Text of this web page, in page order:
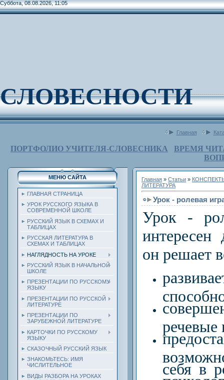
Суббота, 08.08.2026, 11:05
СЛОВЕСНОСТИ
Главная
ПОРТФОЛИО УЧИТЕЛЯ-СЛОВЕСНИКА
ВРЕМЯ
МЕНЮ САЙТА
ГЛАВНАЯ СТРАНИЦА
УРОК РУССКОГО ЯЗЫКА В
СОВРЕМЕННОЙ ШКОЛЕ
РУССКИЙ ЯЗЫК В СХЕМАХ И
ТАБЛИЦАХ
РУССКАЯ ЛИТЕРАТУРА В
СХЕМАХ И ТАБЛИЦАХ
НАГЛЯДНОСТЬ НА УРОКЕ
РУССКИЙ ЯЗЫК В НАЧАЛЬНОЙ
ШКОЛЕ
ПРЕЗЕНТАЦИИ ПО РУССКОМУ
ЯЗЫКУ
ПРЕЗЕНТАЦИИ ПО РУССКОЙ
ЛИТЕРАТУРЕ
ПРЕЗЕНТАЦИИ ПО
ЗАРУБЕЖНОЙ ЛИТЕРАТУРЕ
КАРТОЧКИ ПО РУССКОМУ
ЯЗЫКУ
СКАЗОЧНЫЙ РУССКИЙ ЯЗЫК
ЗНАКОМЬТЕСЬ: ИМЯ
ЧИСЛИТЕЛЬНОЕ
ВИДЫ РАЗБОРА НА УРОКАХ
Главная » Статьи »
ЛИТЕРАТУРА
Урок - ролевая
Урок -
он решает
речевые
себя в